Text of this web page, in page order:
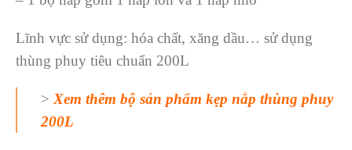
Lĩnh vực sử dụng: hóa chất, xăng dầu… sử dụng
thùng phuy tiêu chuẩn 200L
> Xem thêm bộ sản phẩm kẹp nắp thùng phuy
200L